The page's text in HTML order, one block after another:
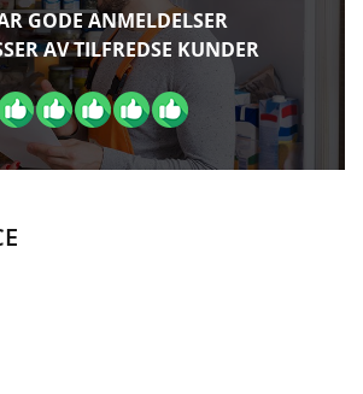
GODE ANMELDELSER
AV TILFREDSE KUNDER